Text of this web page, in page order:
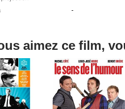
-
aimez ce film,